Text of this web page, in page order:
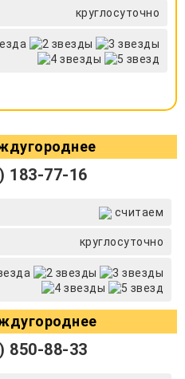
круглосуточно
183-77-16
считаем
круглосуточно
850-88-33